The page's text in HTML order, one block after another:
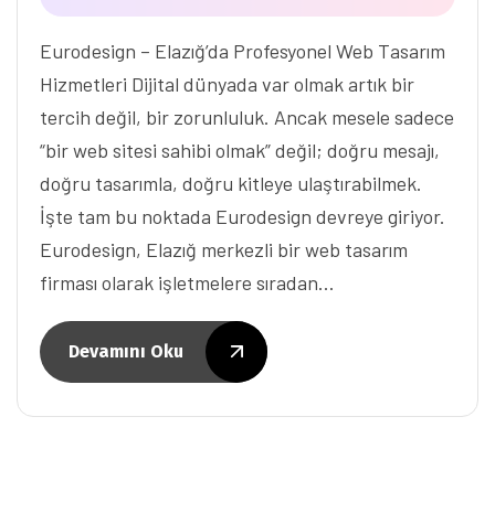
Eurodesign – Elazığ’da Profesyonel Web Tasarım
Hizmetleri Dijital dünyada var olmak artık bir
tercih değil, bir zorunluluk. Ancak mesele sadece
“bir web sitesi sahibi olmak” değil; doğru mesajı,
doğru tasarımla, doğru kitleye ulaştırabilmek.
İşte tam bu noktada Eurodesign devreye giriyor.
Eurodesign, Elazığ merkezli bir web tasarım
firması olarak işletmelere sıradan…
Devamını Oku